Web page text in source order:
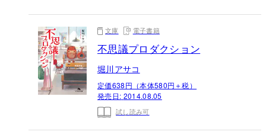
文庫 電子書籍
不思議プロダクション
堀川アサコ
定価638円（本体580円＋税）
発売日: 2014.08.05
試し読み可